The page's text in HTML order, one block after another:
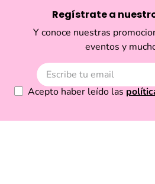
Regístrate a
Y conoce nuestras
eventos y
Acepto haber leído las